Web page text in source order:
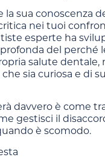
la sua conoscenza
nei tuoi
esperte ha
del perché
salute dentale,
sia curiosa e di
davvero è come
gestisci il
è scomodo.